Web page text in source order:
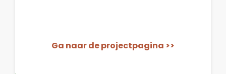
Ga naar de projectpagina >>